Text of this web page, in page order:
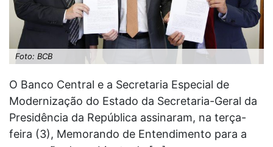
Foto: BCB
O Banco Central e a Secretaria Especial de
Modernização do Estado da Secretaria-Geral da
Presidência da República assinaram, na terça-
feira (3), Memorando de Entendimento para a